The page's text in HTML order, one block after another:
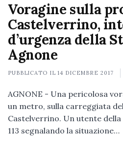
Voragine sulla
Castelverrino,
d’urgenza della
Agnone
PUBBLICATO IL14 DICEMBRE 2017
AGNONE - Una pericolosa
un metro, sulla carreggiata
Castelverrino. Un utente
113 segnalando la situazione…